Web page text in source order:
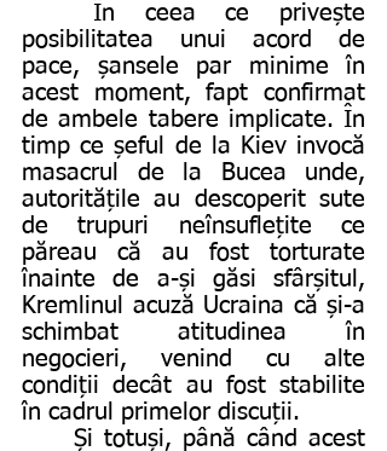
posibilitatea unui acord de
pace, șansele par minime în
acest moment, fapt confirmat
de ambele tabere implicate. În
timp ce șeful de la Kiev invocă
masacrul de la Bucea unde,
autoritățile au descoperit sute
de trupuri neînsuflețite ce
păreau că au fost torturate
înainte de a-și găsi sfârșitul,
Kremlinul acuză Ucraina că și-a
schimbat atitudinea în
negocieri, venind cu alte
condiții decât au fost stabilite
în cadrul primelor discuții.